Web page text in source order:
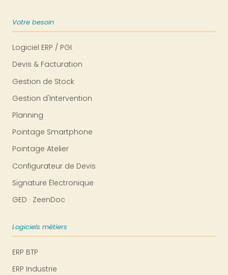
Votre besoin
Logiciel ERP / PGI
Devis & Facturation
Gestion de Stock
Gestion d'Intervention
Planning
Pointage Smartphone
Pointage Atelier
Configurateur de Devis
Signature Électronique
GED · ZeenDoc
Logiciels métiers
ERP BTP
ERP Industrie